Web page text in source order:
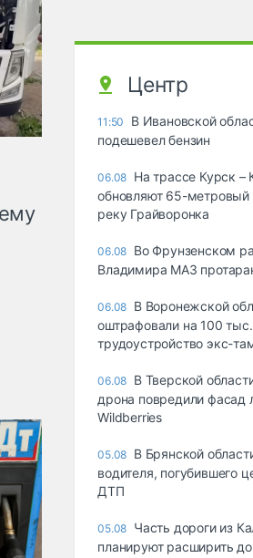
Центр
11:50
В Ивановской
подешевел бензин
06.08 На трассе Курск –
обновляют 65-метровый
реку Грайворонка
06.08 Во Фрунзенском
Владимира МАЗ
06.08 В Воронежской
оштрафовали на 100
трудоустройство экс-
06.08 В Тверской
дрона повредили фасад
Wildberries
05.08 В Брянской
водителя, погубившего
ДТП
05.08 Часть дороги из
планируют расширить